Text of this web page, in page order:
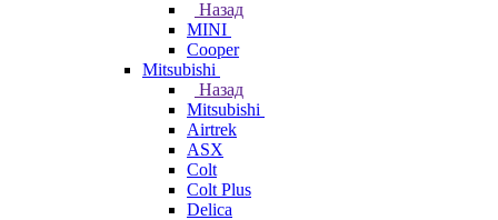
Назад
MINI
Cooper
Mitsubishi
Назад
Mitsubishi
Airtrek
ASX
Colt
Colt Plus
Delica